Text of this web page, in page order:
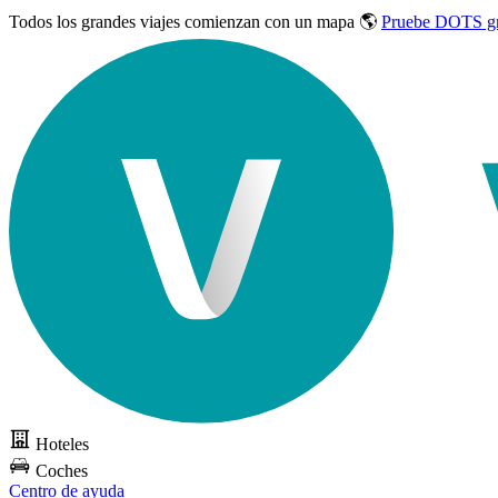
Todos los grandes viajes comienzan con un mapa 🌎 Pruebe DOTS
Hoteles
Coches
Centro de ayuda